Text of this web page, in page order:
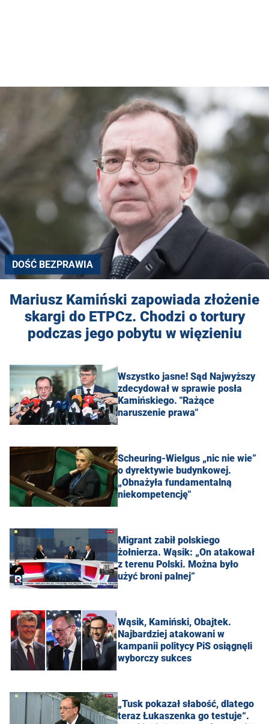
DOŚĆ BEZPRAWIA
Mariusz Kamiński zapowiada złożenie
skargi do ETPCz. Chodzi o tortury
podczas jego pobytu w więzieniu
Wszystko jasne! Sąd Najwyższy
zdecydował w sprawie posła
Kamińskiego. "Rażące
naruszenie prawa"
Scheuring-Wielgus „nic nie wie”
o dyrektywie budynkowej.
„Obnażyła fundamentalną
niekompetencję"
Migrant zabił polskiego
żołnierza. Wąsik: „On atakował
z terenu Polski. Można było
użyć broni palnej”
Wąsik, Kamiński, Obajtek.
Najbardziej atakowani w
kampanii politycy PiS osiągnęli
wyborczy sukces
„Tusk pokazał słabość, dlatego
teraz Łukaszenka go testuje“.